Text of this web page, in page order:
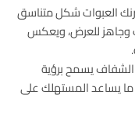
العبوات شكل متناسق
وجاهز للعرض، ويعكس
الشفاف يسمح برؤية
يساعد المستهلك على